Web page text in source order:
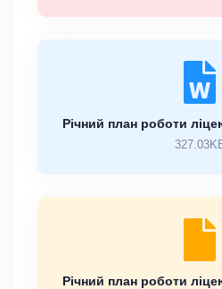
Річний план роботи
Річний план роботи